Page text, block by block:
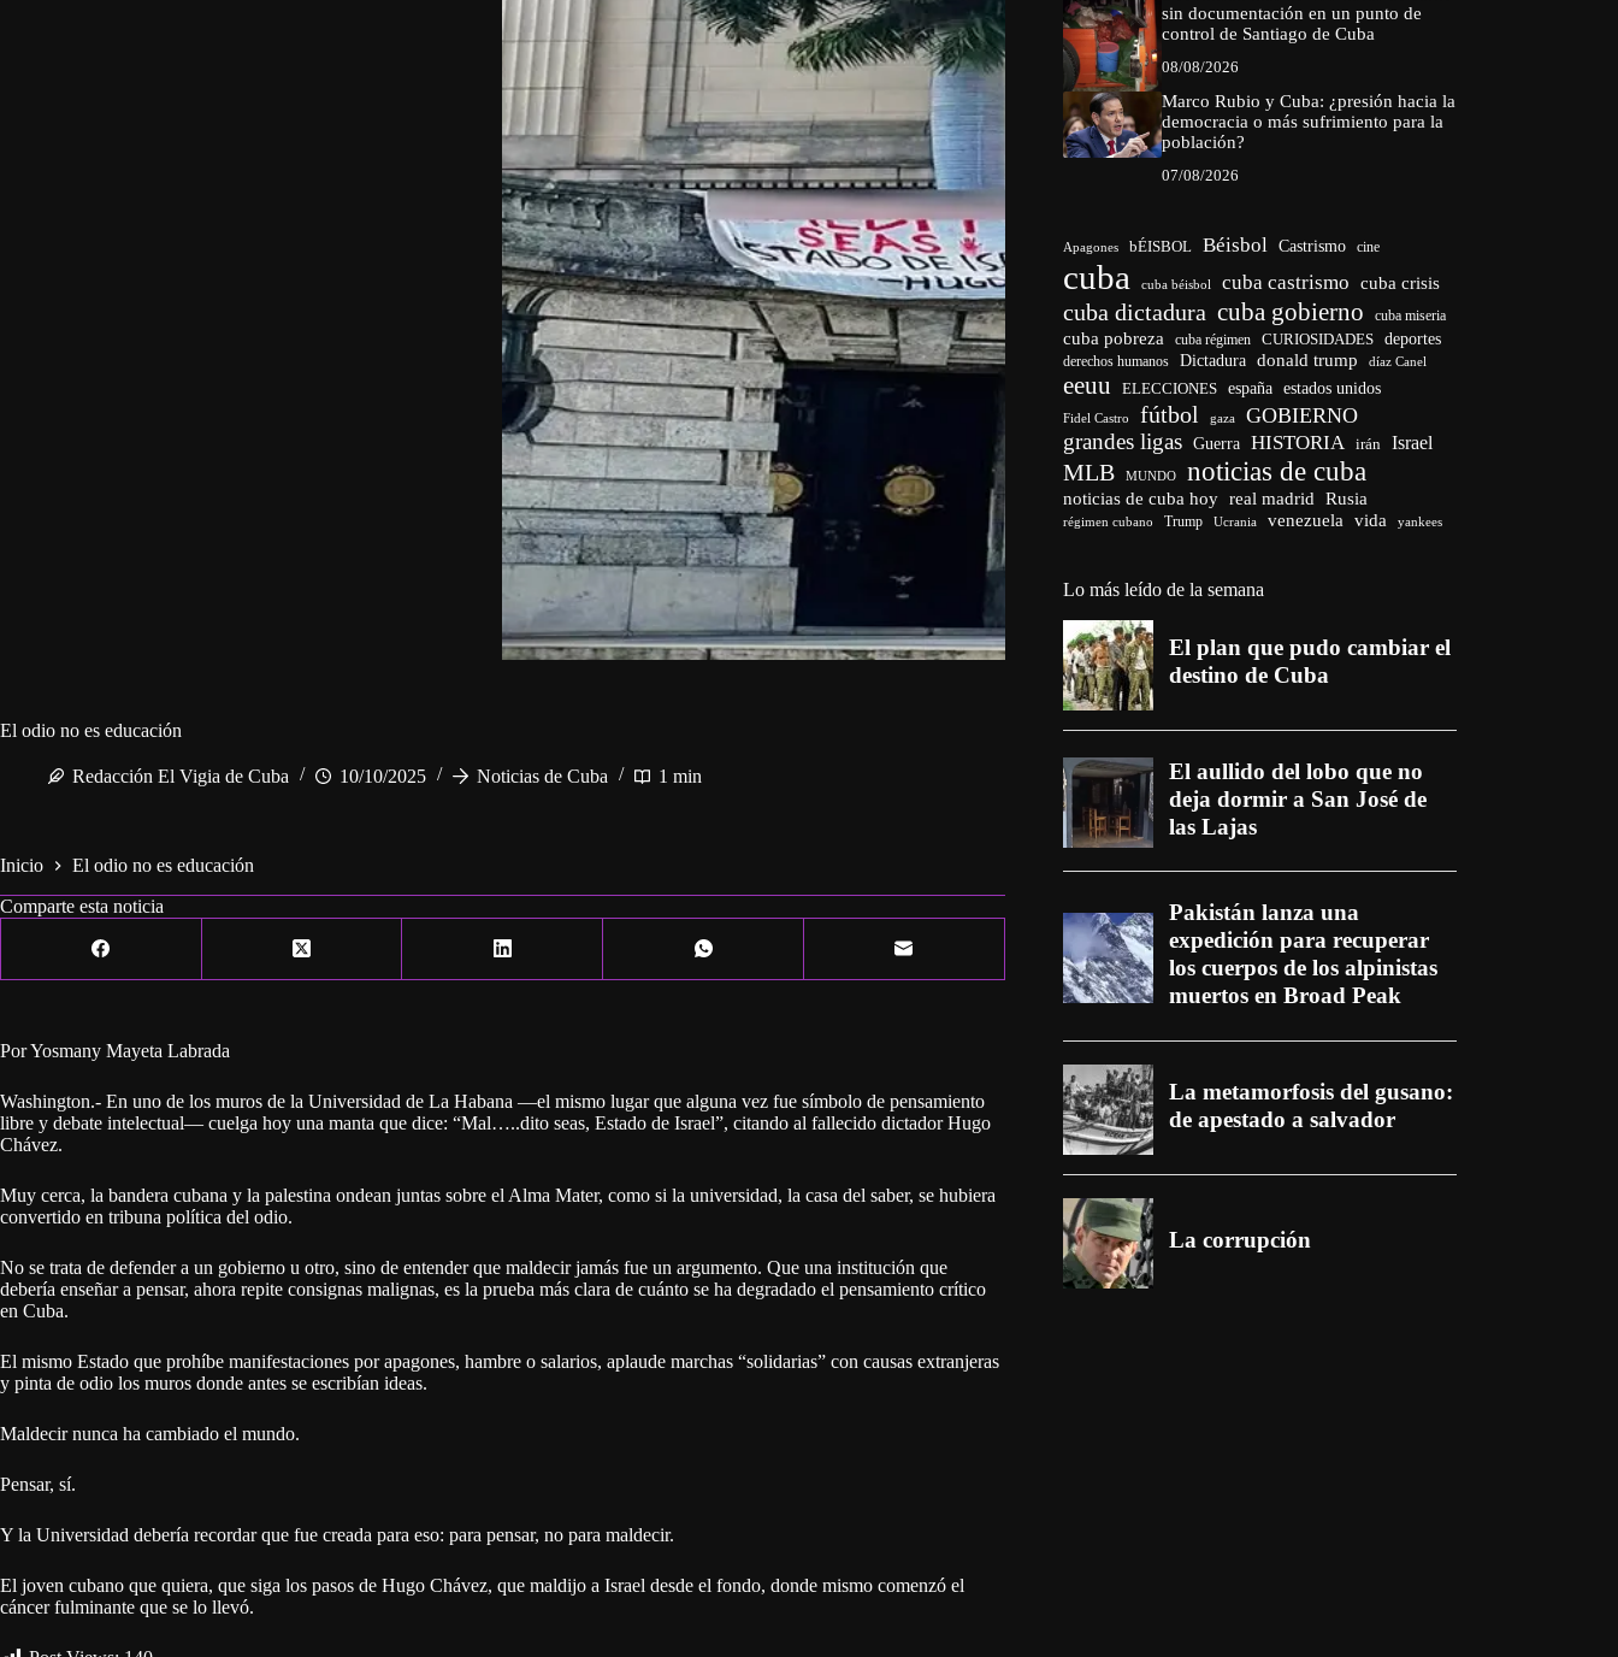
El odio no es educación
Redacción El Vigia de Cuba 10/10/2025 Noticias de Cuba 1 min
Inicio
El odio no es educación
Comparte esta noticia
Por Yosmany Mayeta Labrada
Washington.- En uno de los muros de la Universidad de La Habana —el mismo lugar que alguna vez fue símbolo de pensamiento
libre y debate intelectual— cuelga hoy una manta que dice: “Mal…..dito seas, Estado de Israel”, citando al fallecido dictador Hugo
Chávez.
Muy cerca, la bandera cubana y la palestina ondean juntas sobre el Alma Mater, como si la universidad, la casa del saber, se hubiera
convertido en tribuna política del odio.
No se trata de defender a un gobierno u otro, sino de entender que maldecir jamás fue un argumento. Que una institución que
debería enseñar a pensar, ahora repite consignas malignas, es la prueba más clara de cuánto se ha degradado el pensamiento crítico
en Cuba.
El mismo Estado que prohíbe manifestaciones por apagones, hambre o salarios, aplaude marchas “solidarias” con causas extranjeras
y pinta de odio los muros donde antes se escribían ideas.
Maldecir nunca ha cambiado el mundo.
Pensar, sí.
Y la Universidad debería recordar que fue creada para eso: para pensar, no para maldecir.
El joven cubano que quiera, que siga los pasos de Hugo Chávez, que maldijo a Israel desde el fondo, donde mismo comenzó el
cáncer fulminante que se lo llevó.
sin documentación en un punto de
control de Santiago de Cuba
08/08/2026
Marco Rubio y Cuba: ¿presión hacia la
democracia o más sufrimiento para la
población?
07/08/2026
Apagones bÉISBOL Béisbol Castrismo cine
cuba cuba béisbol cuba castrismo cuba crisis
cuba dictadura cuba gobierno cuba miseria
cuba pobreza cuba régimen CURIOSIDADES deportes
derechos humanos Dictadura donald trump díaz Canel
eeuu ELECCIONES españa estados unidos
Fidel Castro fútbol gaza GOBIERNO
grandes ligas Guerra HISTORIA irán Israel
MLB MUNDO noticias de cuba
noticias de cuba hoy real madrid Rusia
régimen cubano Trump Ucrania venezuela vida yankees
Lo más leído de la semana